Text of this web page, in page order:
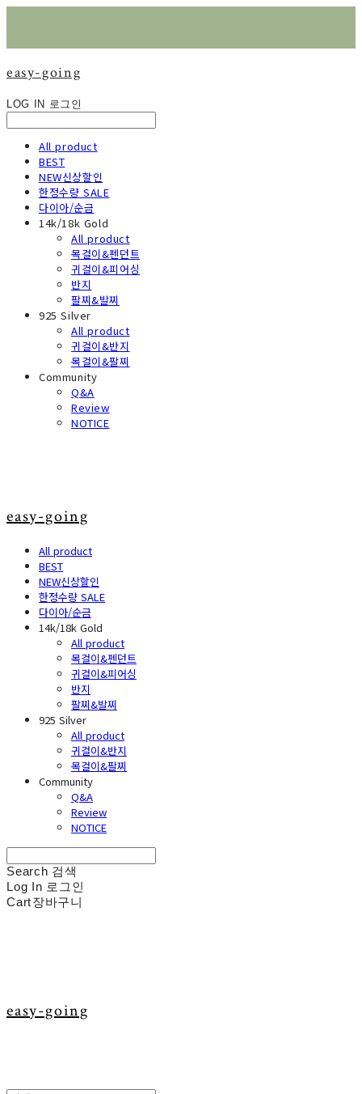
easy-going
LOG IN 로그인
All product
BEST
NEW신상할인
한정수량 SALE
다이아/순금
14k/18k Gold
All product
목걸이&펜던트
귀걸이&피어싱
반지
팔찌&발찌
925 Silver
All product
귀걸이&반지
목걸이&팔찌
Community
Q&A
Review
NOTICE
easy-going
All product
BEST
NEW신상할인
한정수량 SALE
다이아/순금
14k/18k Gold
All product
목걸이&펜던트
귀걸이&피어싱
반지
팔찌&발찌
925 Silver
All product
귀걸이&반지
목걸이&팔찌
Community
Q&A
Review
NOTICE
Search 검색
Log In 로그인
Cart장바구니
easy-going